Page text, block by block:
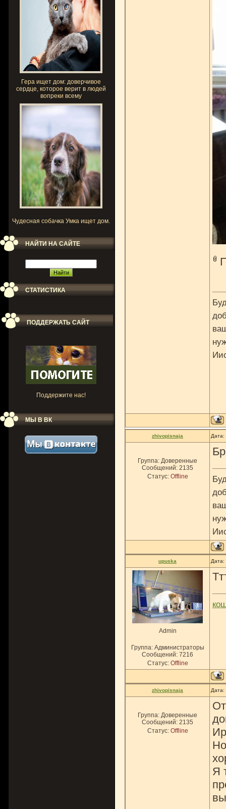
Гера ищет дом: доверчивое
сердце, которое верит в людей
вопреки всему
Чудесная собачка Умка ищет дом.
НАЙТИ НА САЙТЕ
СТАТИСТИКА
ПОДДЕРЖАТЬ САЙТ
Поддержите нас!
МЫ В ВК
zhivopisnaja
Группа: Доверенные
Сообщений: 2135
Статус: Offline
upuska
Admin
Группа: Администраторы
Сообщений: 7216
Статус: Offline
zhivopisnaja
Группа: Доверенные
Сообщений: 2135
Статус: Offline
Я